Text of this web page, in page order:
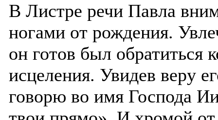
В Листре речи Павла
ногами от рождения.
он готов был обратиться
исцеления. Увидев веру
говорю во имя Господа